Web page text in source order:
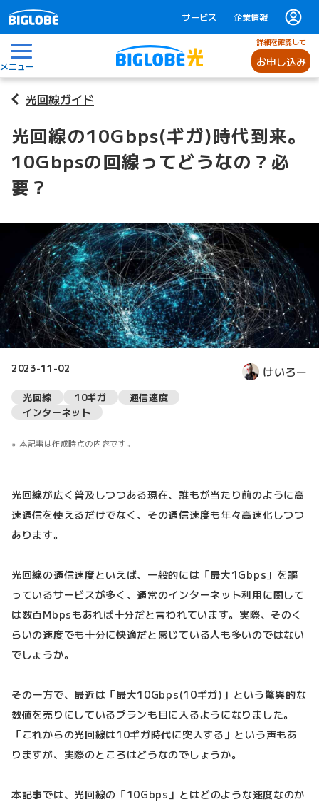
サービス 企業情報
メニュー
詳細を確認して
お申し込み
光回線ガイド
光回線の10Gbps(ギガ)時代到来。
10Gbpsの回線ってどうなの？必
要？
2023-11-02 けいろー
光回線 10ギガ
通信速度
インターネット
本記事は作成時点の内容です。
光回線が広く普及しつつある現在、誰もが当たり前のように高
速通信を使えるだけでなく、その通信速度も年々高速化しつつ
あります。
光回線の通信速度といえば、一般的には「最大1Gbps」を謳
っているサービスが多く、通常のインターネット利用に関して
は数百Mbpsもあれば十分だと言われています。実際、そのく
らいの速度でも十分に快適だと感じている人も多いのではない
でしょうか。
その一方で、最近は「最大10Gbps(10ギガ)」という驚異的な
数値を売りにしているプランも目に入るようになりました。
「これからの光回線は10ギガ時代に突入する」という声もあ
りますが、実際のところはどうなのでしょうか。
本記事では、光回線の「10Gbps」とはどのような速度なのか